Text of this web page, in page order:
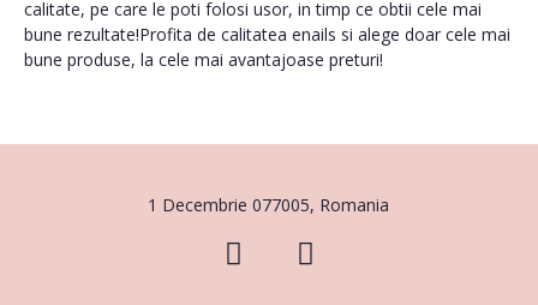
calitate, pe care le poti folosi usor, in timp ce obtii cele mai
bune rezultate!Profita de calitatea enails si alege doar cele mai
bune produse, la cele mai avantajoase preturi!
1 Decembrie 077005, Romania